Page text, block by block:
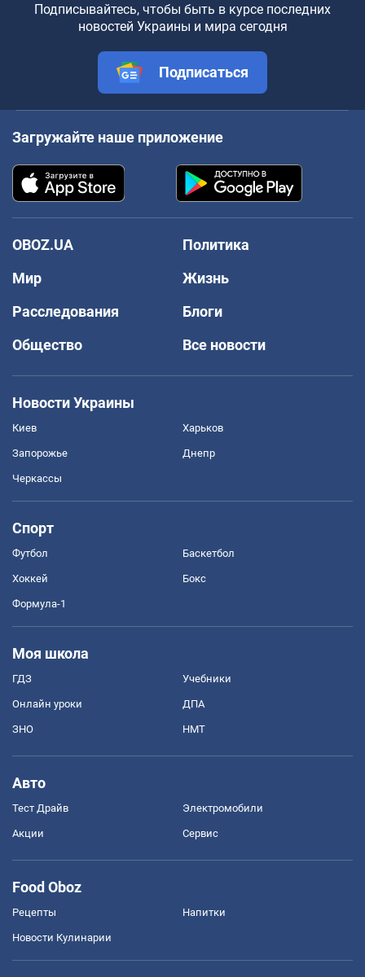
Подписывайтесь, чтобы быть в курсе последних
новостей Украины и мира сегодня
Подписаться
Загружайте наше приложение
OBOZ.UA
Политика
Мир
Жизнь
Расследования
Блоги
Общество
Все новости
Новости Украины
Киев Харьков
Запорожье Днепр
Черкассы
Спорт
Футбол Баскетбол
Хоккей Бокс
Формула-1
Моя школа
ГДЗ Учебники
Онлайн уроки ДПА
ЗНО НМТ
Авто
Тест Драйв Электромобили
Акции Сервис
Food Oboz
Рецепты Напитки
Новости Кулинарии